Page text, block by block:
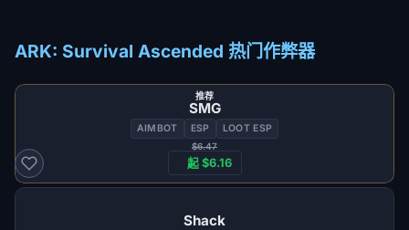
ARK: Survival Ascended 热门作弊器
推荐
SMG
AIMBOT ESP LOOT ESP
$6.47
起 $6.16
Shack